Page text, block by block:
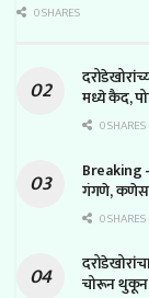
0 SHARES
मध्ये कैद,
0 SHARES
Breaking
गंगणे,
0 SHARES
चोरून थुकून